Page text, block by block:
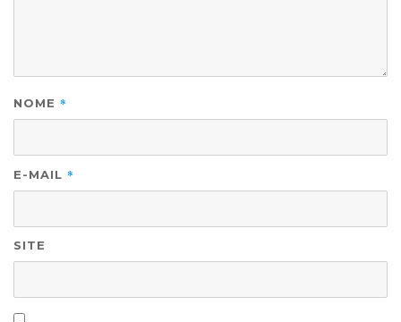
NOME *
E-MAIL *
SITE